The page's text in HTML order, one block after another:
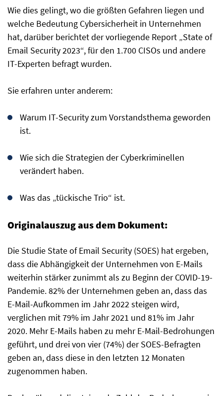
Wie dies gelingt, wo die größten Gefahren liegen und
welche Bedeutung Cybersicherheit in Unternehmen
hat, darüber berichtet der vorliegende Report „State of
Email Security 2023“, für den 1.700 CISOs und andere
IT-Experten befragt wurden.
Sie erfahren unter anderem:
Warum IT-Security zum Vorstandsthema geworden
ist.
Wie sich die Strategien der Cyberkriminellen
verändert haben.
Was das „tückische Trio“ ist.
Originalauszug aus dem Dokument:
Die Studie State of Email Security (SOES) hat ergeben,
dass die Abhängigkeit der Unternehmen von E-Mails
weiterhin stärker zunimmt als zu Beginn der COVID-19-
Pandemie. 82% der Unternehmen geben an, dass das
E-Mail-Aufkommen im Jahr 2022 steigen wird,
verglichen mit 79% im Jahr 2021 und 81% im Jahr
2020. Mehr E-Mails haben zu mehr E-Mail-Bedrohungen
geführt, und drei von vier (74%) der SOES-Befragten
geben an, dass diese in den letzten 12 Monaten
zugenommen haben.